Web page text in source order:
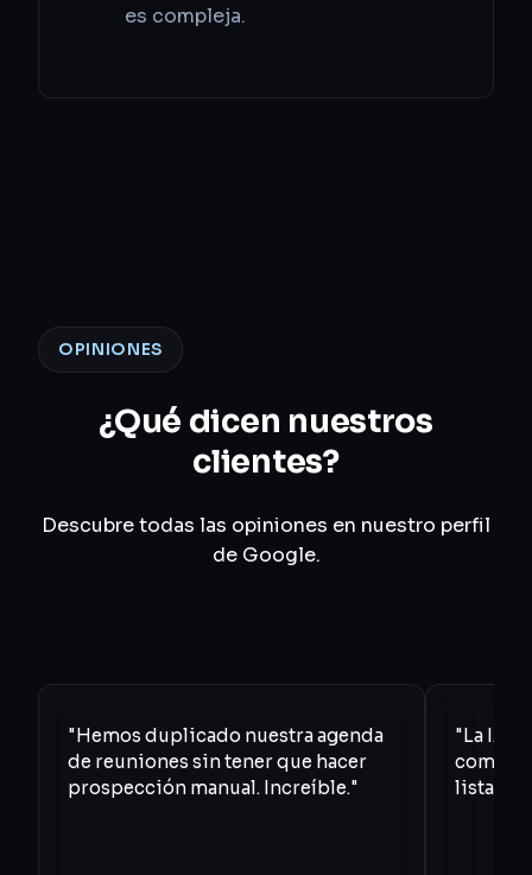
es compleja.
OPINIONES
¿Qué dicen nuestros
clientes?
Descubre todas las opiniones en nuestro perfil
de Google.
"Hemos duplicado nuestra agenda
de reuniones sin tener que hacer
prospección manual. Increíble."
"La IA
lista